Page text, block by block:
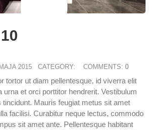
2015 CATEGORY: COMMENTS: 0
tortor ut diam pellentesque, id viverra elit
urna et orci porttitor hendrerit. Vestibulum
tincidunt. Mauris feugiat metus sit amet
facilisi. Curabitur neque lectus, commodo
sit amet ante. Pellentesque habitant